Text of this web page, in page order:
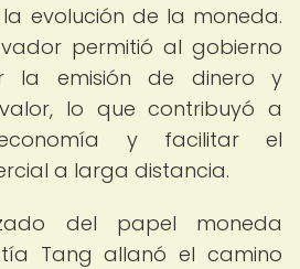
evolución de la moneda.
permitió al gobierno
la emisión de dinero y
lo que contribuyó a
y facilitar el
a larga distancia.
del papel moneda
Tang allanó el camino